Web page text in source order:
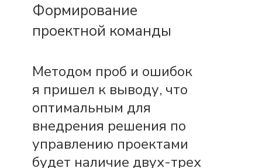
Формирование
проектной команды
Методом проб и ошибок
я пришел к выводу, что
оптимальным для
внедрения решения по
управлению проектами
будет наличие двух-трех